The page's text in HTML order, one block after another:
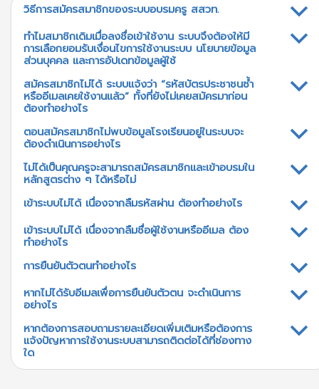
b
วิธีการสมัครสมาชิกของระบบอบรมครู สสวท.
b
ทำไมสมาชิกเดิมเมื่อลงชื่อเข้าใช้งาน ระบบจึงต้องให้มี
การเลือกยอมรับเงื่อนไขการใช้งานระบบ นโยบายข้อมูล
ส่วนบุคคล และการอัปเดทข้อมูลผู้ใช้
b
สมัครสมาชิกไม่ได้ ระบบแจ้งว่า “รหัสบัตรประชาชนซ้ำ
หรืออีเมลเคยใช้งานแล้ว” ทั้งที่ยังไม่เคยสมัครมาก่อน
ต้องทำอย่างไร
b
ตอนสมัครสมาชิกไม่พบข้อมูลโรงเรียนอยู่ในระบบจะ
ต้องดำเนินการอย่างไร
b
ไม่ได้เป็นคุณครูจะสามารถสมัครสมาชิกและเข้าอบรมใน
หลักสูตรต่าง ๆ ได้หรือไม่
b
เข้าระบบไม่ได้ เนื่องจากลืมรหัสผ่าน ต้องทำอย่างไร
b
เข้าระบบไม่ได้ เนื่องจากลืมชื่อผู้ใช้งานหรืออีเมล ต้อง
ทำอย่างไร
b
การยืนยันตัวตนทำอย่างไร
b
หากไม่ได้รับอีเมลเพื่อการยืนยันตัวตน จะดำเนินการ
อย่างไร
b
หากต้องการสอบถามรายละเอียดเพิ่มเติมหรือต้องการ
แจ้งปัญหาการใช้งานระบบสามารถติดต่อได้ที่ช่องทาง
ใด